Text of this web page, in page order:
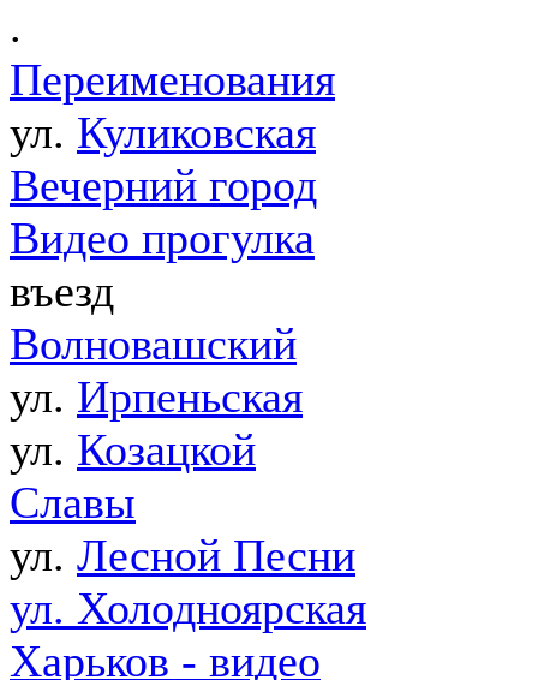
.
Переименования
ул. Куликовская
Вечерний город
Видео прогулка
въезд
Волновашский
ул. Ирпеньская
ул. Козацкой
Славы
ул. Лесной Песни
ул. Холодноярская
Харьков - видео